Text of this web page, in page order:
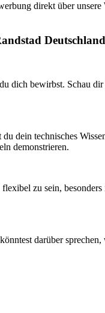
direkt über
dich bewirbst. Schau
dein technisches
demonstrieren.
zu sein,
darüber